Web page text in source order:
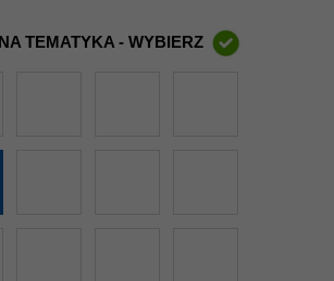
TEMATYKA - WYBIERZ